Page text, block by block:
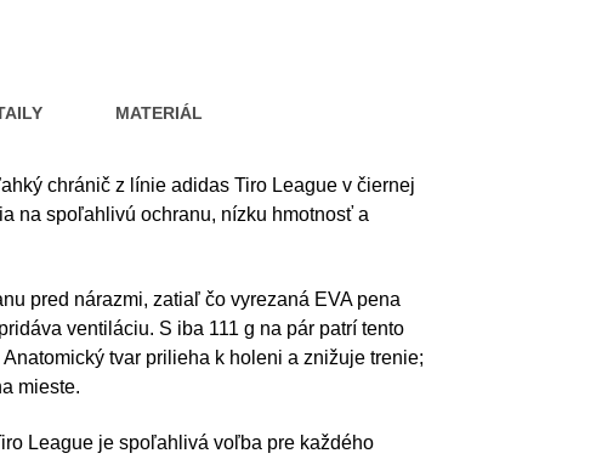
MATERIÁL
chránič z línie adidas Tiro League v čiernej
na spoľahlivú ochranu, nízku hmotnosť a
pred nárazmi, zatiaľ čo vyrezaná EVA pena
ventiláciu. S iba 111 g na pár patrí tento
tvar prilieha k holeni a znižuje trenie;
mieste.
League je spoľahlivá voľba pre každého